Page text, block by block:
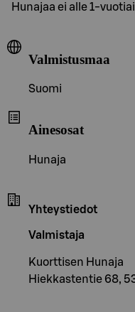
Hunajaa ei alle 1-
Valmistusmaa
Suomi
Ainesosat
Hunaja
Yhteystiedot
Valmistaja
Kuorttisen Hunaja
Hiekkastentie 68,